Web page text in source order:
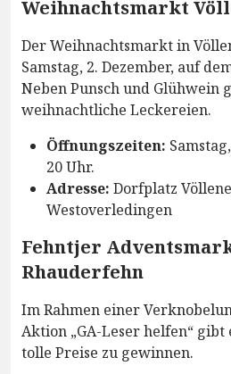
Weihnachtsmarkt
Der Weihnachtsmarkt in
Samstag, 2. Dezember, auf
Neben Punsch und Glühwein
weihnachtliche Leckereien.
Öffnungszeiten:
20 Uhr.
Adresse: Dorfplatz
Westoverledingen
Fehntjer
Rhauderfehn
Im Rahmen einer
Aktion „GA-Leser helfen“ gibt
tolle Preise zu gewinnen.